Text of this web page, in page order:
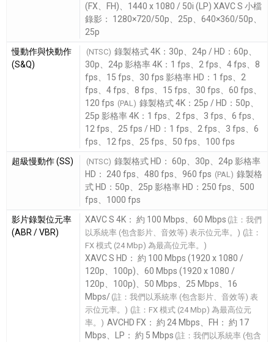
(FX、FH)、1440 x 1080 / 50i (LP) XAVC S 小檔
錄影： 1280×720/50p、25p、640×360/50p、
25p
慢動作與快動作
(S&Q)
(NTSC) 錄製格式 4K：30p、24p / HD：60p、
30p、24p 影格率 4K：1 fps、2 fps、4 fps、8
fps、15 fps、30 fps 影格率 HD：1 fps、2
fps、4 fps、8 fps、15 fps、30 fps、60 fps、
120 fps (PAL) 錄製格式 4K：25p / HD：50p、
25p 影格率 4K：1 fps、2 fps、3 fps、6 fps、
12 fps、25 fps / HD：1 fps、2 fps、3 fps、6
fps、12 fps、25 fps、50 fps、100 fps
超級慢動作 (SS)
(NTSC) 錄製格式 HD： 60p、30p、24p 影格率
HD： 240 fps、480 fps、960 fps (PAL) 錄製格
式 HD：50p、25p 影格率 HD：250 fps、500
fps、1000 fps
影片錄製位元率
(ABR / VBR)
XAVC S 4K： 約 100 Mbps、60 Mbps (註：我們
以系統率 (包含影片、音效等) 表示位元率。) (註：
FX 模式 (24 Mbp) 為最高位元率。)
XAVC S HD： 約 100 Mbps (1920 x 1080 /
120p、100p)、60 Mbps (1920 x 1080 /
120p、100p)、50 Mbps、25 Mbps、16
Mbps/ (註：我們以系統率 (包含影片、音效等) 表
示位元率。) (註：FX 模式 (24 Mbp) 為最高位元
率。) AVCHD FX： 約 24 Mbps、FH： 約 17
Mbps、LP： 約 5 Mbps (註：我們以系統率 (包含